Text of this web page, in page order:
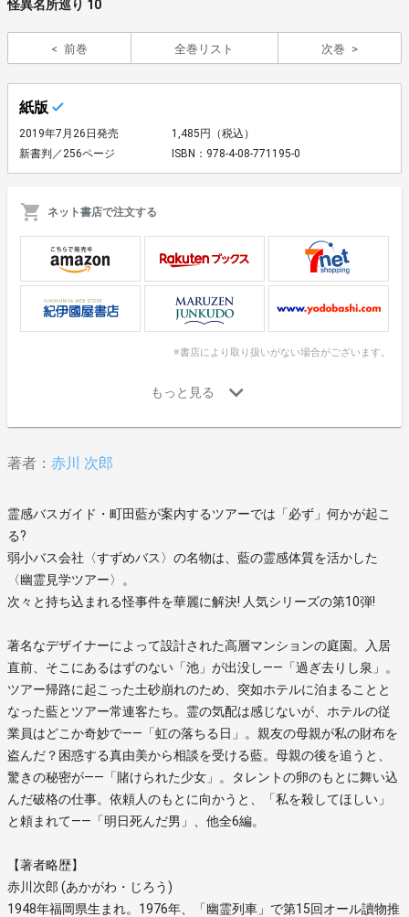
怪異名所巡り 10
前巻 全巻リスト 次巻
紙版
2019年7月26日発売
1,485円（税込）
新書判／256ページ
ISBN：978-4-08-771195-0
ネット書店で注文する
※書店により取り扱いがない場合がございます。
著者： 赤川 次郎
霊感バスガイド・町田藍が案内するツアーでは「必ず」何かが起こ
る?
弱小バス会社〈すずめバス〉の名物は、藍の霊感体質を活かした
〈幽霊見学ツアー〉。
次々と持ち込まれる怪事件を華麗に解決! 人気シリーズの第10弾!
著名なデザイナーによって設計された高層マンションの庭園。入居
直前、そこにあるはずのない「池」が出没し――「過ぎ去りし泉」。
ツアー帰路に起こった土砂崩れのため、突如ホテルに泊まることと
なった藍とツアー常連客たち。霊の気配は感じないが、ホテルの従
業員はどこか奇妙で――「虹の落ちる日」。親友の母親が私の財布を
盗んだ？困惑する真由美から相談を受ける藍。母親の後を追うと、
驚きの秘密が――「賭けられた少女」。タレントの卵のもとに舞い込
んだ破格の仕事。依頼人のもとに向かうと、「私を殺してほしい」
と頼まれて――「明日死んだ男」、他全6編。
【著者略歴】
赤川次郎 (あかがわ・じろう)
1948年福岡県生まれ。1976年、「幽霊列車」で第15回オール讀物推